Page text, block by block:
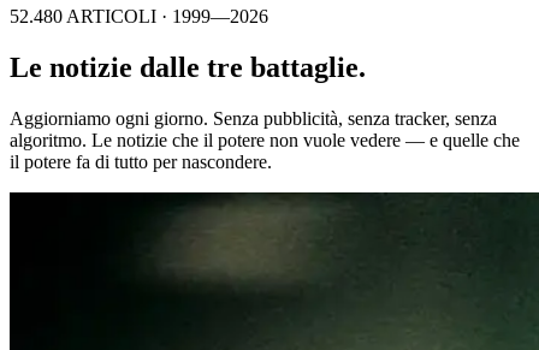
52.480 ARTICOLI · 1999—2026
Le notizie dalle tre battaglie.
Aggiorniamo ogni giorno. Senza pubblicità, senza tracker, senza
algoritmo. Le notizie che il potere non vuole vedere — e quelle che
il potere fa di tutto per nascondere.